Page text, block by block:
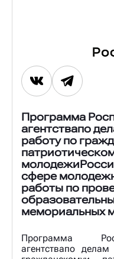
Программа
агентствапо
работу по
сфере
работы по
мемориальных
Программа
агентствапо